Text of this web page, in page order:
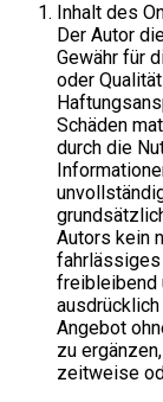
Inhalt des
Der Autor
Gewähr für
oder
Schäden
durch die
Autors kein
freibleibend
Angebot
zu
zeitweise